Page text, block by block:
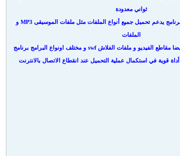
ثواني معدودة
حسبسرعة الاتصال لديك ،البرنامج يدعم تحميل جميع أنواع الملفات مثل ملفات الموسيقى MP3 و
الملفات
أداة قوية في استكمال عملية التحميل عند انقطاع الاتصال بالانترنت